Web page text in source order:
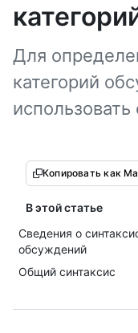
Для
категорий
использовать
Копировать как
В этой статье
Сведения о
обсуждений
Общий синтаксис